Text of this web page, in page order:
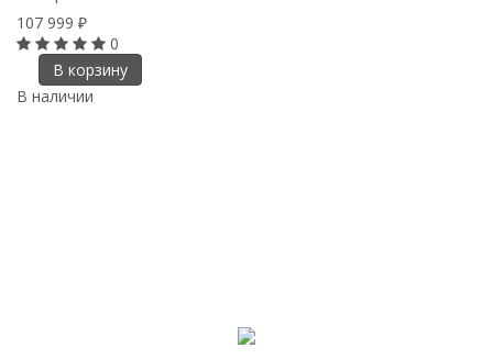
107 999 ₽
0
В корзину
В наличии